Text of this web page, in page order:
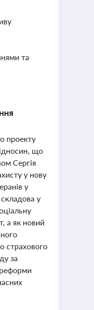
та
проекту
що
Сергія
у нову
у
у
а як новий
страхового
за